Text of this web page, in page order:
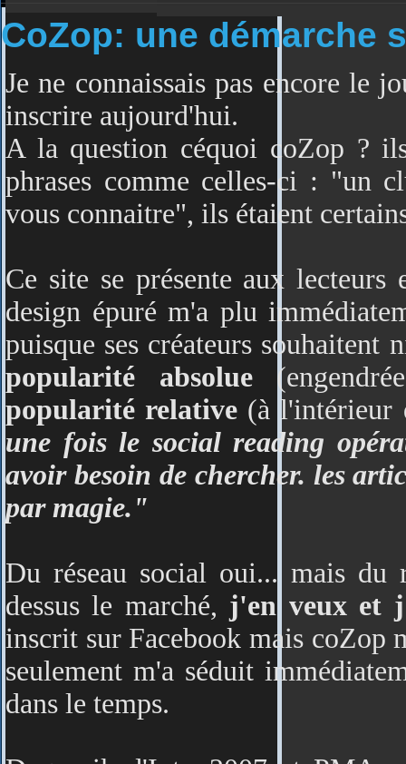
CoZop: une démarche
Je ne connaissais pas encore le
inscrire aujourd'hui.
A la question céquoi coZop ?
phrases comme celles-ci : "un
vous connaitre", ils étaient
Ce site se présente aux
design épuré m'a plu
puisque ses créateurs
popularité absolue
popularité relative (à l'intérieur
une fois le social reading
avoir besoin de chercher. les
par magie."
Du réseau social oui... mais du
dessus le marché, j'en veux et
inscrit sur Facebook mais coZop
seulement m'a séduit
dans le temps.